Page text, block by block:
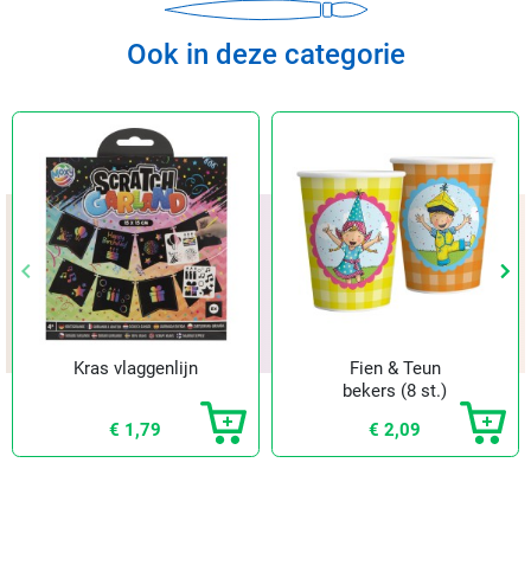
Vorige
keyboard_arrow_left keyboard_arrow_right
Ook in deze categorie
Vorige
keyboard_arrow_left keyboard_arrow_right
Kras vlaggenlijn
€ 1,79
Fien & Teun
bekers (8 st.)
€ 2,09